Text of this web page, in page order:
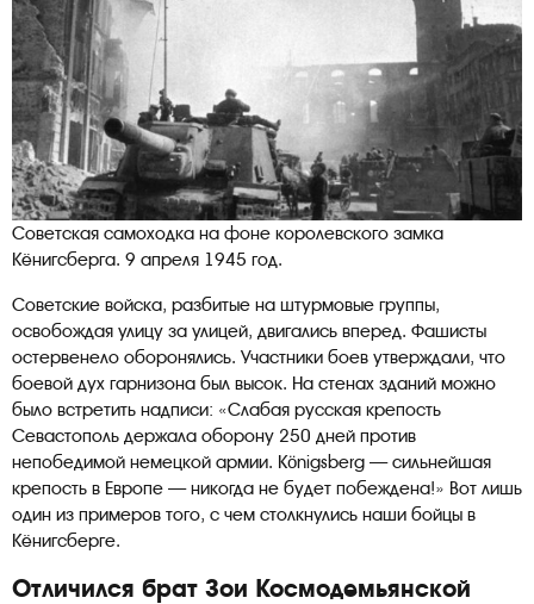
Советская самоходка на фоне королевского замка
Кёнигсберга. 9 апреля 1945 год.
Советские войска, разбитые на штурмовые группы,
освобождая улицу за улицей, двигались вперед. Фашисты
остервенело оборонялись. Участники боев утверждали, что
боевой дух гарнизона был высок. На стенах зданий можно
было встретить надписи: «Слабая русская крепость
Севастополь держала оборону 250 дней против
непобедимой немецкой армии. Königsberg — сильнейшая
крепость в Европе — никогда не будет побеждена!» Вот лишь
один из примеров того, с чем столкнулись наши бойцы в
Кёнигсберге.
Отличился брат Зои Космодемьянской